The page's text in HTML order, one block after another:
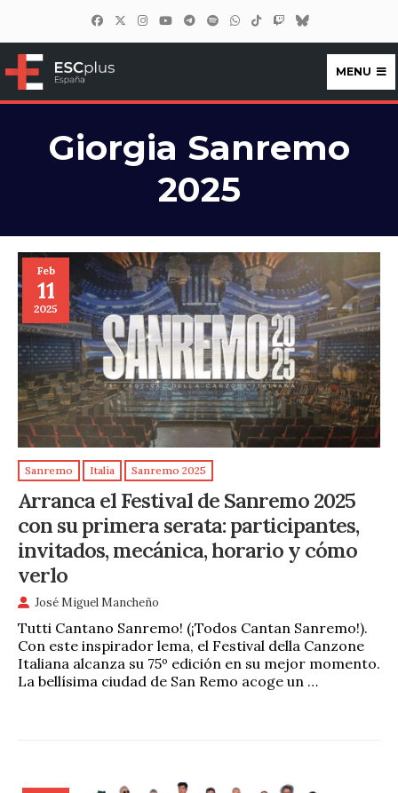
ESCplus España
MENU
Giorgia Sanremo
2025
Feb
11
2025
Sanremo Italia Sanremo 2025
Arranca el Festival de Sanremo 2025
con su primera serata: participantes,
invitados, mecánica, horario y cómo
verlo
José Miguel Mancheño
Tutti Cantano Sanremo! (¡Todos Cantan Sanremo!).
Con este inspirador lema, el Festival della Canzone
Italiana alcanza su 75º edición en su mejor momento.
La bellísima ciudad de San Remo acoge un …